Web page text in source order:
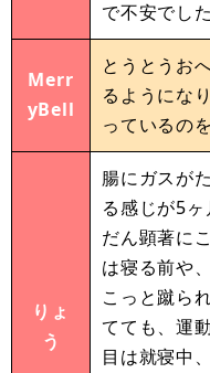
で不安でした
Merr
yBell
とうとうお
るようにな
っているの
りょ
う
腸にガスが
る感じが5
だん顕著に
は寝る前や
こっと蹴ら
てても、運
目は就寝中